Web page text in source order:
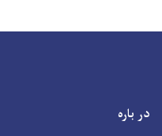
در باره